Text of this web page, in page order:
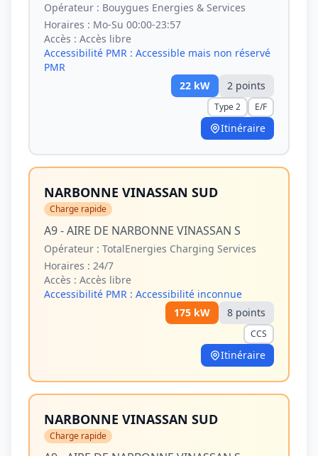
Opérateur : Bouygues Energies & Services
Horaires : Mo-Su 00:00-23:57
Accès : Accès libre
Accessibilité PMR : Accessible mais non réservé
PMR
22 kW 2 points
Type 2 E/F
Itinéraire
NARBONNE VINASSAN SUD
Charge rapide
A9 - AIRE DE NARBONNE VINASSAN S
Opérateur : TotalEnergies Charging Services
Horaires : 24/7
Accès : Accès libre
Accessibilité PMR : Accessibilité inconnue
175 kW 8 points
CCS
Itinéraire
NARBONNE VINASSAN SUD
Charge rapide